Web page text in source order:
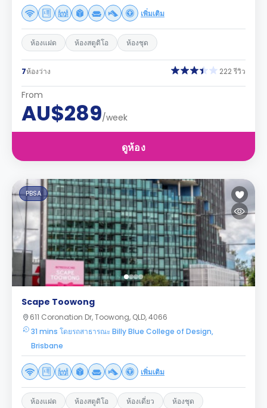
เพิ่มเติม
ห้องแฝด ห้องสตูดิโอ ห้องชุด
7ห้องว่าง 222 รีวิว
From
AU$289/week
ดูห้อง
PBSA
Scape Toowong
611 Coronation Dr, Toowong, QLD, 4066
31 mins โดยรถสาธารณะ Billy Blue College of Design,
Brisbane
เพิ่มเติม
ห้องแฝด ห้องสตูดิโอ ห้องเดี่ยว ห้องชุด